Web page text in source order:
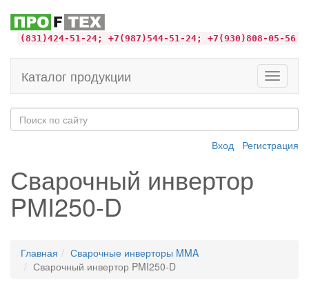
(831)424-51-24; +7(987)544-51-24; +7(930)808-05-56
Toggle
Каталог продукции
Вход Регистрация
Сварочный инвертор
PMI250-D
Главная
Сварочные инверторы MMA
Сварочный инвертор PMI250-D